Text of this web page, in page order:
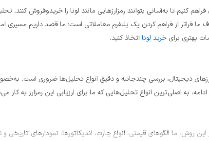
فراهم کنیم تا به‌آسانی بتوانند رمزارزهایی مانند لونا را خریدوفروش
از فراهم کردن یک پلتفرم معاملاتی است؛ ما قصد داریم مسیری امن
بهتری برای خرید لونا اتخاذ کنید.
در بازار ارزهای دیجیتال، بررسی چندجانبه و دقیق انواع تحلیل‌ها ضروری
به اصلی‌ترین انواع تحلیل‌هایی که ما برای ارزیابی این رمزارز به کار
روش، ما الگوهای قیمتی، انواع چارت، اندیکاتورها، نمودارهای